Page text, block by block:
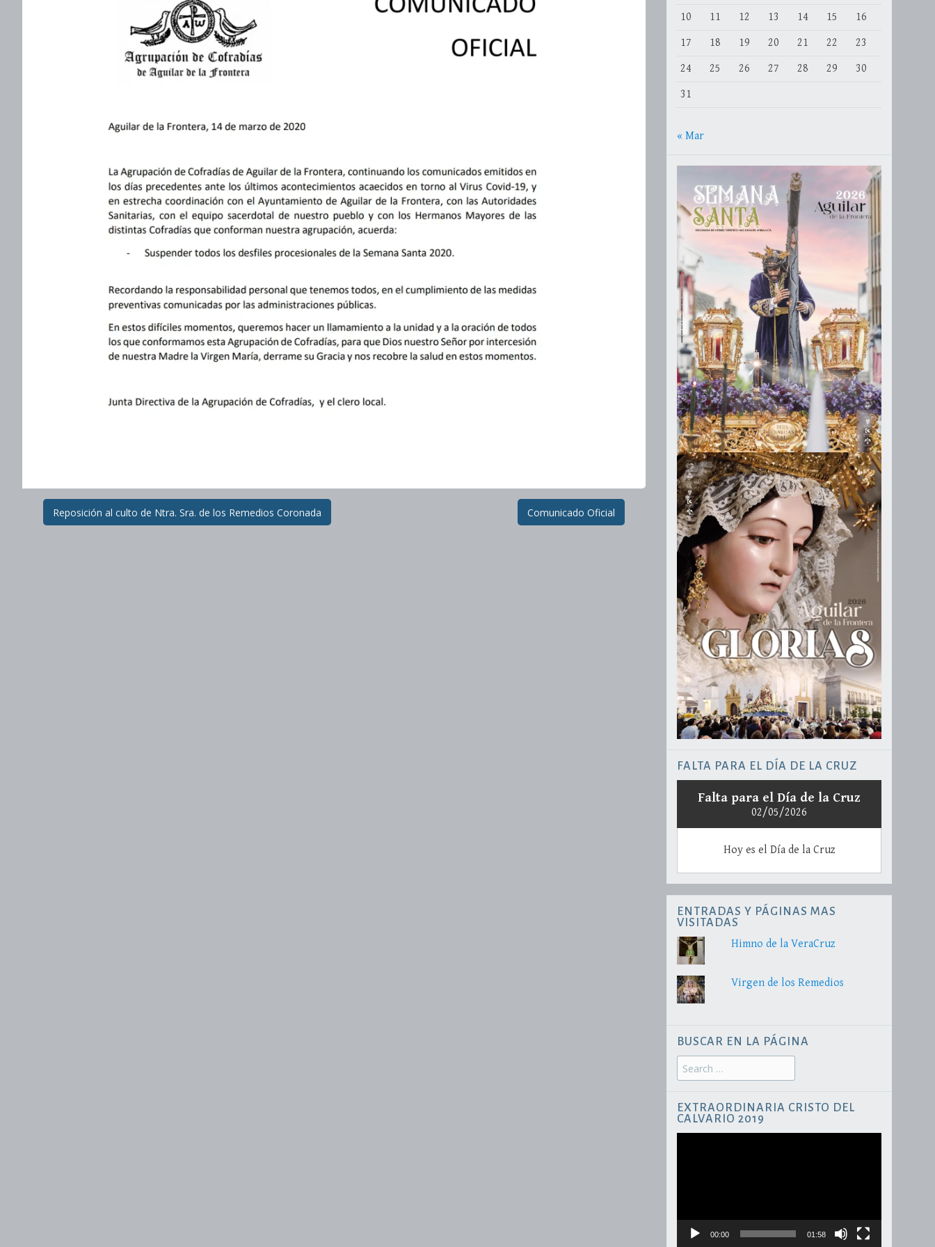
Post
navigation
Reposición al culto de Ntra. Sra. de los Remedios Coronada Comunicado Oficial
10
11 12 13 14 15
16
17
18 19 20 21 22
23
24
25 26 27 28 29
30
31
« Mar
FALTA PARA EL DÍA DE LA CRUZ
Falta para el Día de la Cruz
02/05/2026
Hoy es el Día de la Cruz
ENTRADAS Y PÁGINAS MAS
VISITADAS
Himno de la VeraCruz
Virgen de los Remedios
BUSCAR EN LA PÁGINA
Search
for:
EXTRAORDINARIA CRISTO DEL
CALVARIO 2019
00:00 01:58